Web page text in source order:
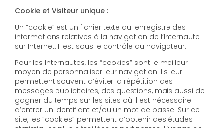
Cookie et Visiteur unique :
Un “cookie” est un fichier texte qui enregistre des
informations relatives à la navigation de l’Internaute
sur Internet. Il est sous le contrôle du navigateur.
Pour les Internautes, les “cookies” sont le meilleur
moyen de personnaliser leur navigation. Ils leur
permettent souvent d’éviter la répétition des
messages publicitaires, des questions, mais aussi de
gagner du temps sur les sites où il est nécessaire
d’entrer un identifiant et/ou un mot de passe. Sur ce
site, les “cookies” permettent d’obtenir des études